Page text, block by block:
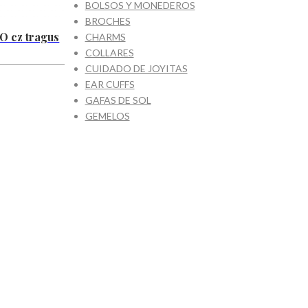
cz tragus
BOLSOS Y MONEDEROS
BROCHES
CHARMS
COLLARES
CUIDADO DE JOYITAS
EAR CUFFS
GAFAS DE SOL
GEMELOS